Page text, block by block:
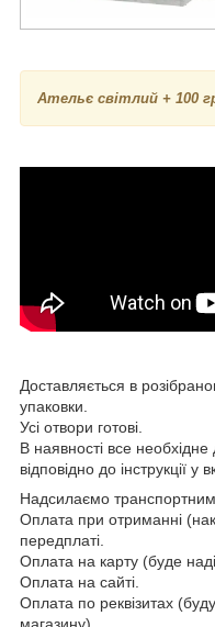
Ательє світлий + 100
Доставляється в
упаковки.
Усі отвори готові.
В наявності все необхідне
відповідно до інструкції у
Надсилаємо
Оплата при отриманні
передплаті.
Оплата на карту (буде
Оплата на сайті.
Оплата по реквізитах
магазину).